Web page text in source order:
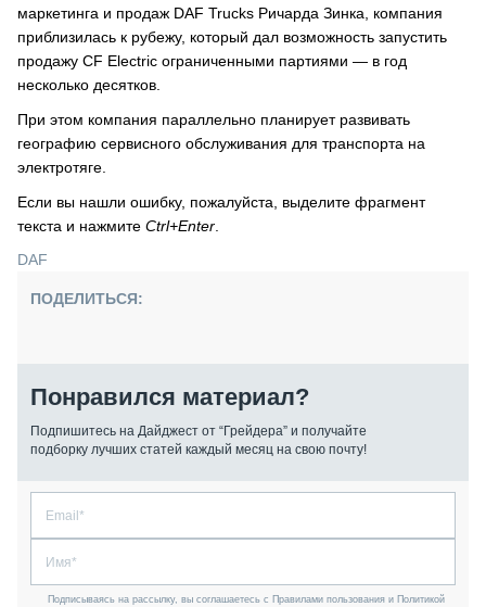
маркетинга и продаж DAF Trucks Ричарда Зинка, компания
приблизилась к рубежу, который дал возможность запустить
продажу CF Electric ограниченными партиями — в год
несколько десятков.
При этом компания параллельно планирует развивать
географию сервисного обслуживания для транспорта на
электротяге.
Если вы нашли ошибку, пожалуйста, выделите фрагмент
текста и нажмите Ctrl+Enter
DAF
ПОДЕЛИТЬСЯ:
Понравился материал?
Подпишитесь на Дайджест от “Грейдера” и получайте
подборку лучших статей каждый месяц на свою почту!
Подписываясь на рассылку, вы соглашаетесь с Правилами пользования и Политикой